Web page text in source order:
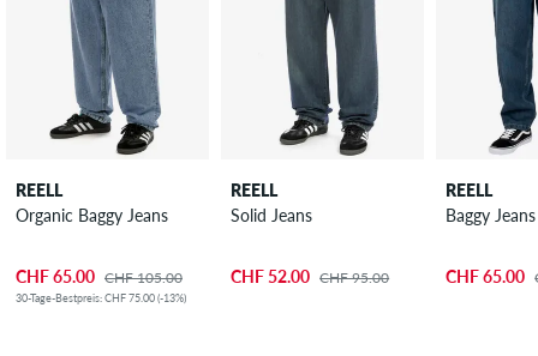
REELL
Organic Baggy Jeans
CHF 65.00 CHF 105.00
30-Tage-Bestpreis: CHF 75.00 (-13%)
REELL
Solid Jeans
CHF 52.00 CHF 95.00
REELL
Baggy Jeans
CHF 65.00